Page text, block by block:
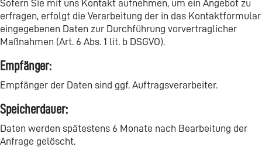
Sofern Sie mit uns Kontakt aufnehmen, um ein Angebot zu
erfragen, erfolgt die Verarbeitung der in das Kontaktformular
eingegebenen Daten zur Durchführung vorvertraglicher
Maßnahmen (Art. 6 Abs. 1 lit. b DSGVO).
Empfänger:
Empfänger der Daten sind ggf. Auftragsverarbeiter.
Speicherdauer:
Daten werden spätestens 6 Monate nach Bearbeitung der
Anfrage gelöscht.